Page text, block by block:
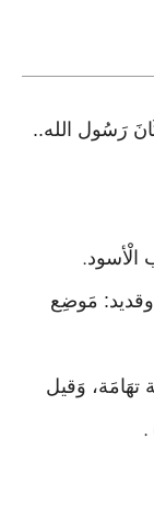
رَسُول الله..
.
وقديد: مَوضِع
تهَامَة، وَقيل
.